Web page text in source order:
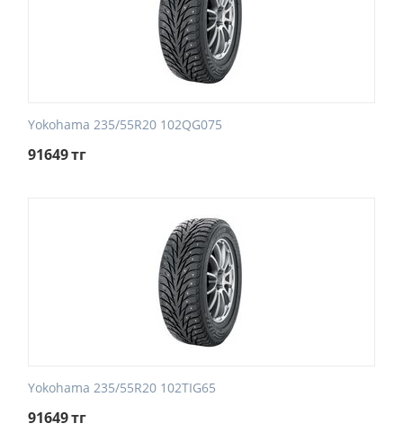
Yokohama 235/55R20 102QG075
91649тг
Yokohama 235/55R20 102TIG65
91649тг